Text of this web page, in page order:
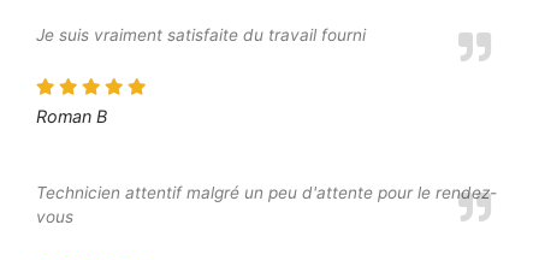
Je suis vraiment satisfaite du travail fourni
Roman B
Technicien attentif malgré un peu d'attente pour le rendez-
vous